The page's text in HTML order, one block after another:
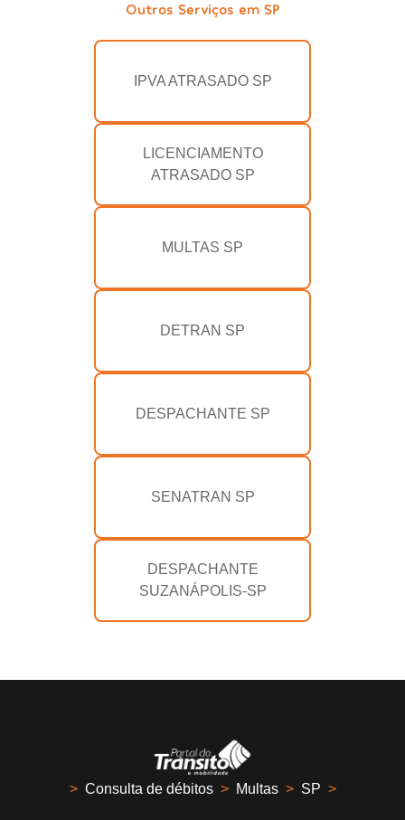
Outros Serviços em SP
IPVA ATRASADO SP
LICENCIAMENTO
ATRASADO SP
MULTAS SP
DETRAN SP
DESPACHANTE SP
SENATRAN SP
DESPACHANTE
SUZANÁPOLIS-SP
> Consulta de débitos > Multas > SP >